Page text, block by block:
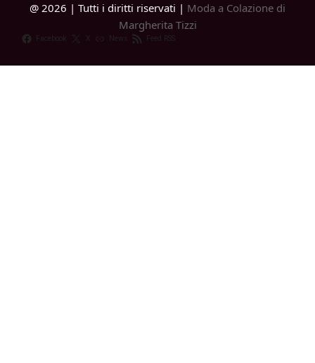
@ 2026 | Tutti i diritti riservati | Moda a Colazione di
Margherita Tizzi
Facebook X News Feed RSS